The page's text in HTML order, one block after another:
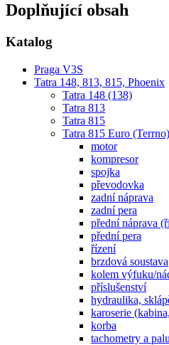
Doplňující obsah
Katalog
Praga V3S
Tatra 148, 813, 815, Phoenix
Tatra 148 (138)
Tatra 813
Tatra 815
Tatra 815 Euro (Terrno)
motor
kompresor
spojka
převodovka
zadní náprava
zadní pera
přední náprava
přední pera
řízení
brzdová soustava
kolem výfuku/
příslušenství
hydraulika,
karoserie
korba
tachometry a